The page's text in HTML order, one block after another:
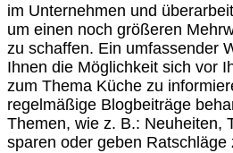
im Unternehmen und
um einen noch größeren
zu schaffen. Ein umfassender
Ihnen die Möglichkeit sich vor
zum Thema Küche zu
regelmäßige Blogbeiträge
Themen, wie z. B.: Neuheiten,
sparen oder geben Ratschläge